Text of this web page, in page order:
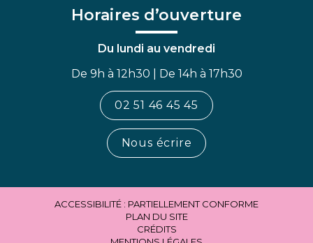
Horaires d’ouverture
Du lundi au vendredi
De 9h à 12h30 | De 14h à 17h30
02 51 46 45 45
Nous écrire
ACCESSIBILITÉ : PARTIELLEMENT CONFORME
PLAN DU SITE
CRÉDITS